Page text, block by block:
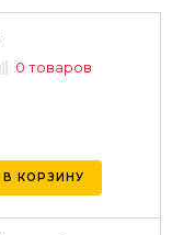
0 товаров
В КОРЗИНУ